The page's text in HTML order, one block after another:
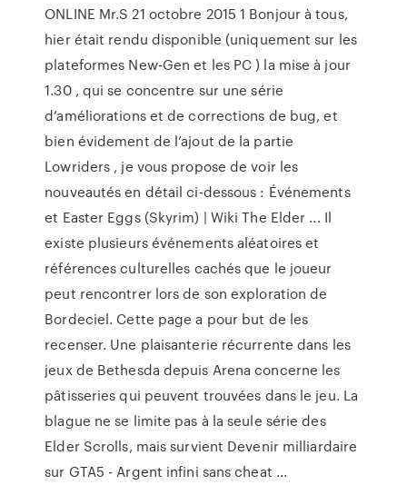
ONLINE Mr.S 21 octobre 2015 1 Bonjour à tous,
hier était rendu disponible (uniquement sur les
plateformes New-Gen et les PC ) la mise à jour
1.30 , qui se concentre sur une série
d’améliorations et de corrections de bug, et
bien évidement de l’ajout de la partie
Lowriders , je vous propose de voir les
nouveautés en détail ci-dessous : Événements
et Easter Eggs (Skyrim) | Wiki The Elder ... Il
existe plusieurs événements aléatoires et
références culturelles cachés que le joueur
peut rencontrer lors de son exploration de
Bordeciel. Cette page a pour but de les
recenser. Une plaisanterie récurrente dans les
jeux de Bethesda depuis Arena concerne les
pâtisseries qui peuvent trouvées dans le jeu. La
blague ne se limite pas à la seule série des
Elder Scrolls, mais survient Devenir milliardaire
sur GTA5 - Argent infini sans cheat ...